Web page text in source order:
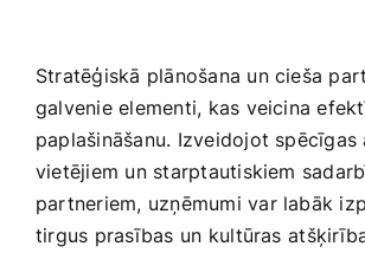
Stratēģiskā plānošana un cieša
galvenie elementi,‍ kas veicina
paplašināšanu. Izveidojot
vietējiem un starptautiskiem
partneriem, uzņēmumi var labāk
tirgus prasības⁤ un kultūras